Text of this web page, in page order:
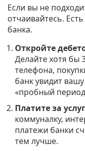
Если вы не
отчаивайтесь.
банка.
Откройте
Делайте хотя бы
телефона,
банк увидит
«пробный
Платите за
коммуналку,
платежи банки
тем лучше.